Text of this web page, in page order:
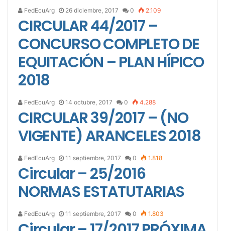
FedEcuArg 26 diciembre, 2017 0 2.109
CIRCULAR 44/2017 –
CONCURSO COMPLETO DE
EQUITACIÓN – PLAN HÍPICO
2018
FedEcuArg 14 octubre, 2017 0 4.288
CIRCULAR 39/2017 – (NO
VIGENTE) ARANCELES 2018
FedEcuArg 11 septiembre, 2017 0 1.818
Circular – 25/2016
NORMAS ESTATUTARIAS
FedEcuArg 11 septiembre, 2017 0 1.803